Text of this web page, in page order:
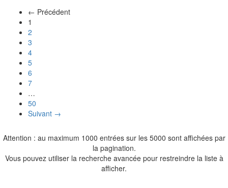
← Précédent
1
2
3
4
5
6
7
…
50
Suivant →
Attention : au maximum 1000 entrées sur les 5000 sont affichées par
la pagination.
Vous pouvez utiliser la recherche avancée pour restreindre la liste à
afficher.